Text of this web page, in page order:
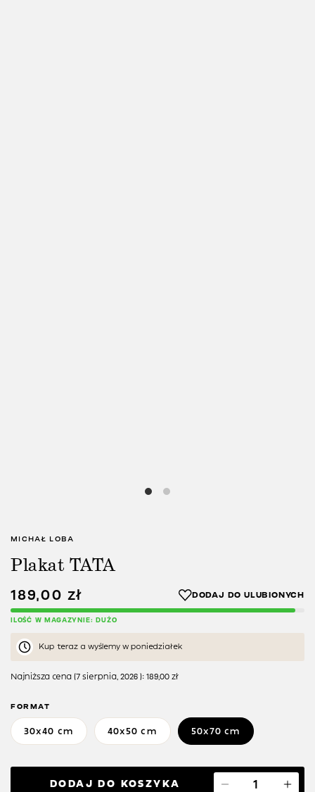
MICHAŁ LOBA
Plakat TATA
189,00 zł
ILOŚĆ W MAGAZYNIE: DUŻO
Kup teraz a wyślemy w poniedziałek
Najniższa cena (7 sierpnia, 2026 ): 189,00 zł
FORMAT
30x40 cm 40x50 cm 50x70 cm
DODAJ DO KOSZYKA